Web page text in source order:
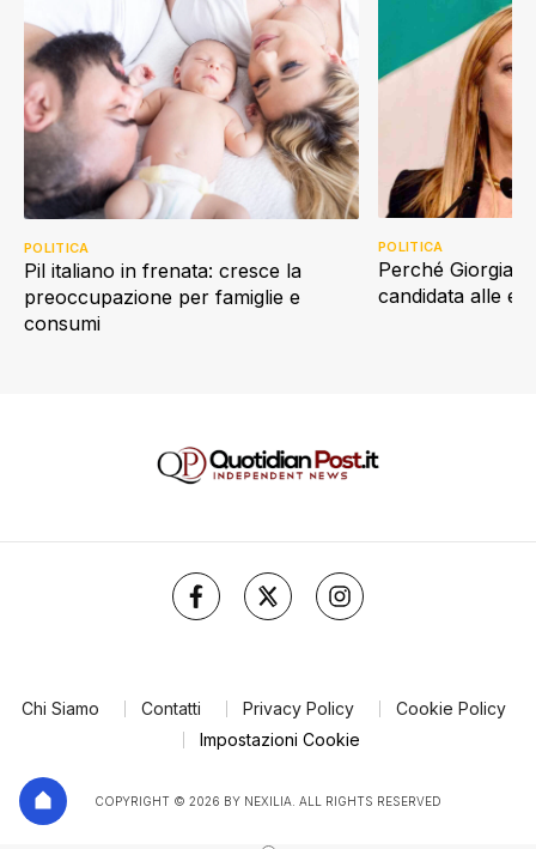
Pil italiano in frenata: cresce la
preoccupazione per famiglie e
consumi
POLITICA
Perché Giorgia
candidata alle
POLITICA
Chi Siamo Contatti Privacy Policy
Cookie Policy
Impostazioni Cookie
COPYRIGHT © 2026 BY NEXILIA. ALL RIGHTS RESERVED